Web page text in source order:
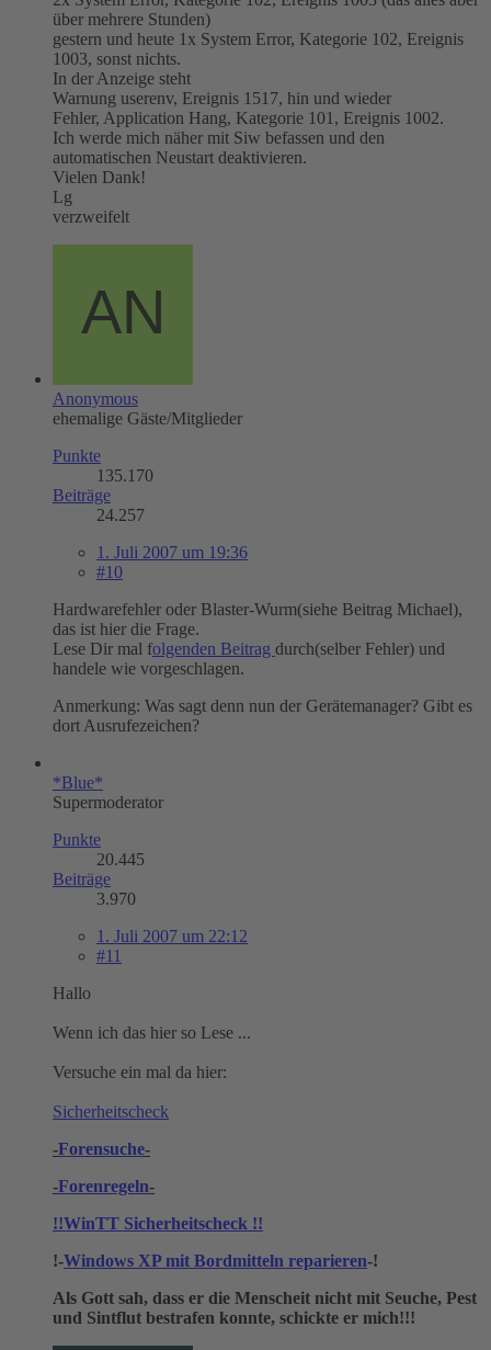
über mehrere Stunden)
gestern und heute 1x System Error, Kategorie 102, Ereignis
1003, sonst nichts.
In der Anzeige steht
Warnung userenv, Ereignis 1517, hin und wieder
Fehler, Application Hang, Kategorie 101, Ereignis 1002.
Ich werde mich näher mit Siw befassen und den
automatischen Neustart deaktivieren.
Vielen Dank!
Lg
verzweifelt
Anonymous
ehemalige Gäste/Mitglieder
Punkte
135.170
Beiträge
24.257
1. Juli 2007 um 19:36
#10
Hardwarefehler oder Blaster-Wurm(siehe Beitrag Michael),
das ist hier die Frage.
Lese Dir mal folgenden Beitrag durch(selber Fehler) und
handele wie vorgeschlagen.
Anmerkung: Was sagt denn nun der Gerätemanager? Gibt es
dort Ausrufezeichen?
*Blue*
Supermoderator
Punkte
20.445
Beiträge
3.970
1. Juli 2007 um 22:12
#11
Hallo
Wenn ich das hier so Lese ...
Versuche ein mal da hier:
Sicherheitscheck
-Forensuche-
-Forenregeln-
!!WinTT Sicherheitscheck !!
!-Windows XP mit Bordmitteln reparieren-!
Als Gott sah, dass er die Menscheit nicht mit Seuche, Pest
und Sintflut bestrafen konnte, schickte er mich!!!